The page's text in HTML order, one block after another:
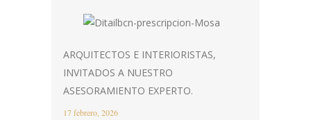
ARQUITECTOS E INTERIORISTAS,
INVITADOS A NUESTRO
ASESORAMIENTO EXPERTO.
17 febrero, 2026